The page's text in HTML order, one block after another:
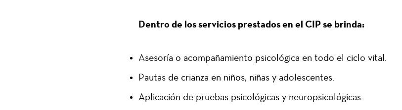
Dentro de los servicios prestados en el CIP se brinda:
Asesoría o acompañamiento psicológica en todo el ciclo vital.
Pautas de crianza en niños, niñas y adolescentes.
Aplicación de pruebas psicológicas y neuropsicológicas.